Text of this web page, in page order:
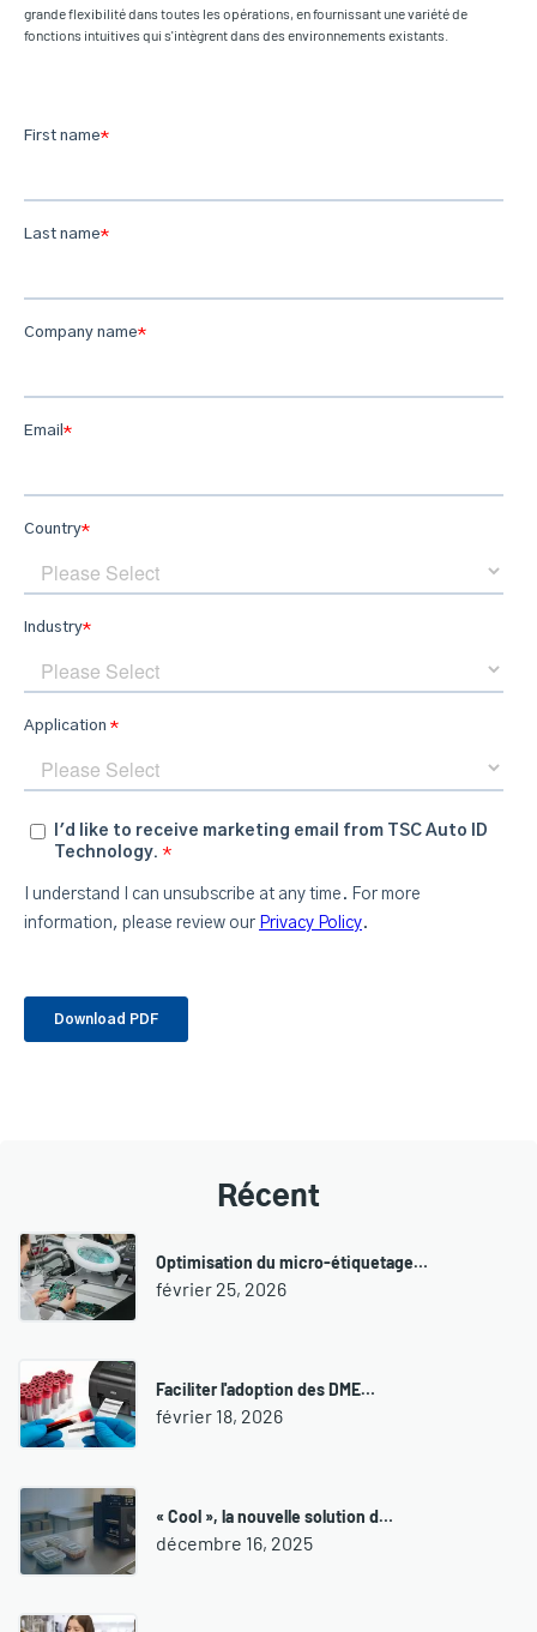
grande flexibilité dans toutes les opérations, en fournissant une variété de
fonctions intuitives qui s'intègrent dans des environnements existants.
Récent
Optimisation du micro-étiquetage…
février 25, 2026
Faciliter l'adoption des DME…
février 18, 2026
« Cool », la nouvelle solution d…
décembre 16, 2025